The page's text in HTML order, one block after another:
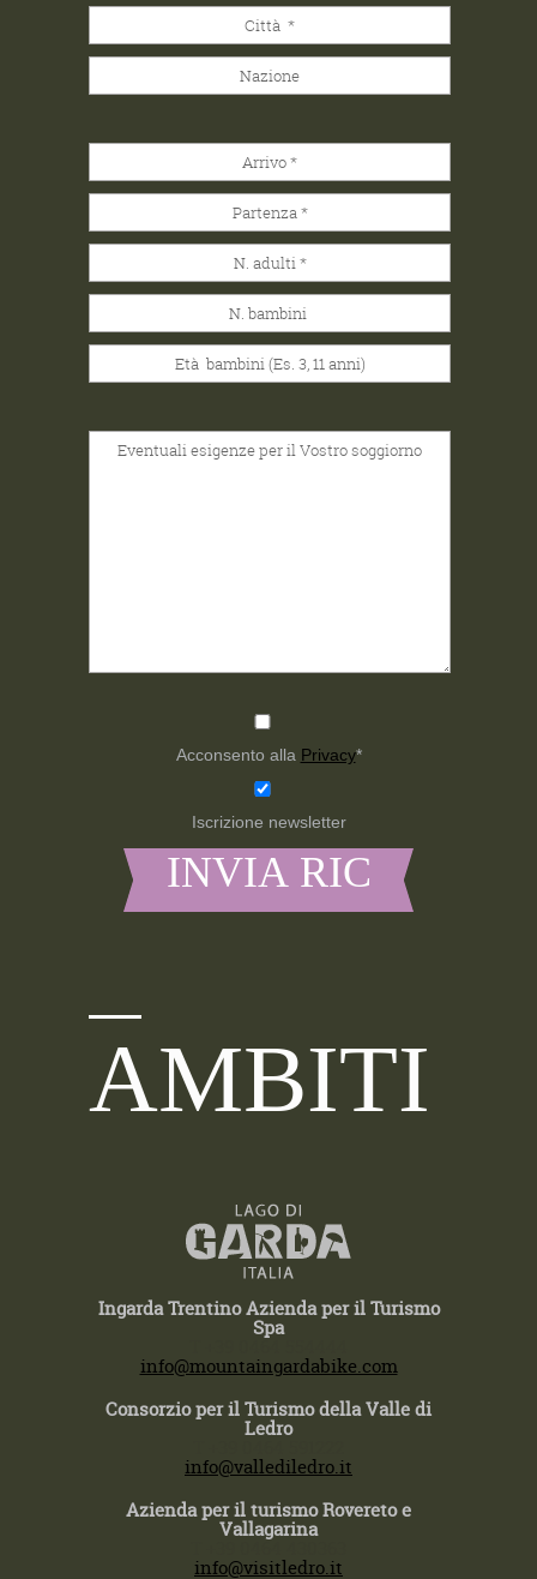
Acconsento alla Privacy*
Iscrizione newsletter
AMBITI
Ingarda Trentino Azienda per il Turismo
Spa
info@mountaingardabike.com
Consorzio per il Turismo della Valle di
Ledro
info@vallediledro.it
Azienda per il turismo Rovereto e
Vallagarina
info@visitledro.it